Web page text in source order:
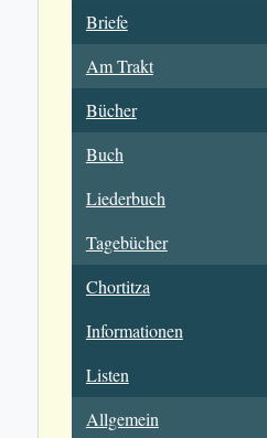
Briefe
Am Trakt
Bücher
Buch
Liederbuch
Tagebücher
Chortitza
Informationen
Listen
Allgemein